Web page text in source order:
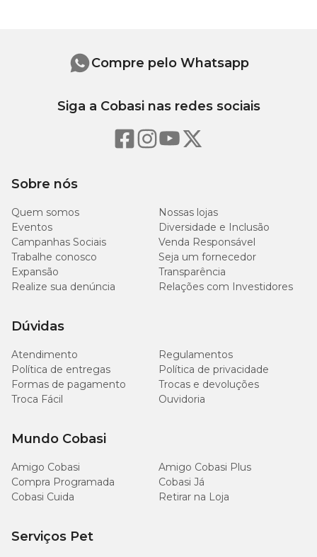
Sobre nós
Quem somos
Nossas lojas
Eventos
Diversidade e Inclusão
Campanhas Sociais
Venda Responsável
Trabalhe conosco
Seja um fornecedor
Expansão
Transparência
Realize sua denúncia
Relações com Investidores
Dúvidas
Atendimento
Regulamentos
Política de entregas
Política de privacidade
Formas de pagamento
Trocas e devoluções
Troca Fácil
Ouvidoria
Mundo Cobasi
Amigo Cobasi
Amigo Cobasi Plus
Compra Programada
Cobasi Já
Cobasi Cuida
Retirar na Loja
Serviços Pet
Compre pelo Whatsapp
Siga a Cobasi nas redes sociais